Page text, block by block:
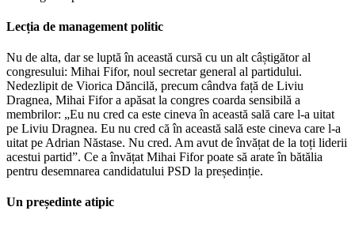
Lecția de management politic
Nu de alta, dar se luptă în această cursă cu un alt câștigător al
congresului: Mihai Fifor, noul secretar general al partidului.
Nedezlipit de Viorica Dăncilă, precum cândva față de Liviu
Dragnea, Mihai Fifor a apăsat la congres coarda sensibilă a
membrilor: „Eu nu cred ca este cineva în această sală care l-a uitat
pe Liviu Dragnea. Eu nu cred că în această sală este cineva care l-a
uitat pe Adrian Năstase. Nu cred. Am avut de învățat de la toți liderii
acestui partid”. Ce a învățat Mihai Fifor poate să arate în bătălia
pentru desemnarea candidatului PSD la președinție.
Un președinte atipic